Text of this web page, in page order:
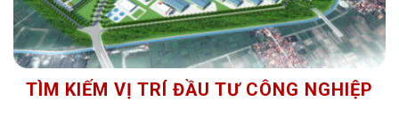
TÌM KIẾM VỊ TRÍ ĐẦU TƯ CÔNG NGHIỆP